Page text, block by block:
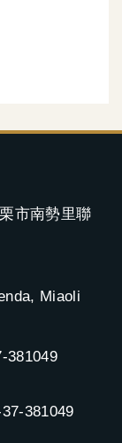
市南勢里聯
Miaoli
381049
381049